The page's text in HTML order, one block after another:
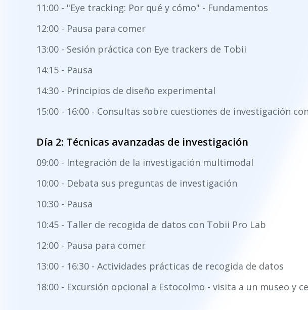
11:00 - "Eye tracking: Por qué y cómo" - Fundamentos
12:00 - Pausa para comer
13:00 - Sesión práctica con Eye trackers de Tobii
14:15 - Pausa
14:30 - Principios de diseño experimental
15:00 - 16:00 - Consultas sobre cuestiones de investigación
Día 2: Técnicas avanzadas de investigación
09:00 - Integración de la investigación multimodal
10:00 - Debata sus preguntas de investigación
10:30 - Pausa
10:45 - Taller de recogida de datos con Tobii Pro Lab
12:00 - Pausa para comer
13:00 - 16:30 - Actividades prácticas de recogida de datos
18:00 - Excursión opcional a Estocolmo - visita a un museo y